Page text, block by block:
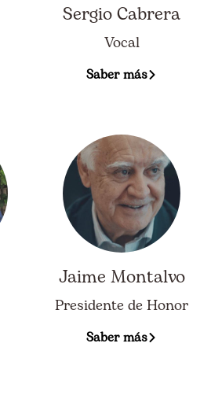
Sergio Cabrera
Vocal
Saber más
Jaime Montalvo
Presidente de Honor
Saber más